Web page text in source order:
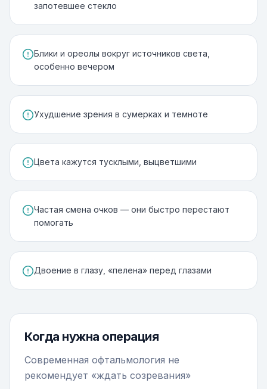
запотевшее стекло
Блики и ореолы вокруг источников света,
особенно вечером
Ухудшение зрения в сумерках и темноте
Цвета кажутся тусклыми, выцветшими
Частая смена очков — они быстро перестают
помогать
Двоение в глазу, «пелена» перед глазами
Когда нужна операция
Современная офтальмология не
рекомендует «ждать созревания»